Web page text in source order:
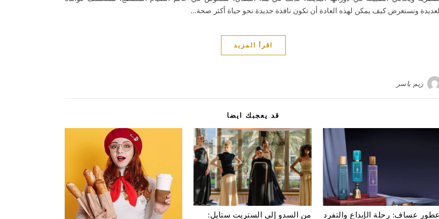
ونستعرض كيف يمكن لهذه العادة أن تكون نافذة جديدة نحو حياة أكثر صحة…
اقرأ المزيد
ريم ياسر
قد يعجبك ايضا
من السدو إلى الستريت ستايل: عساف: رحلة الإبداع والتفرد